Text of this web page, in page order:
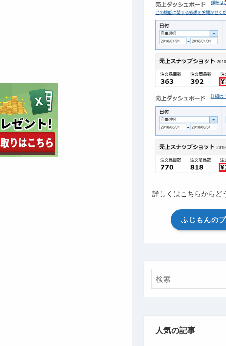
詳しくはこちらからど
ふじもんの
人気の記事